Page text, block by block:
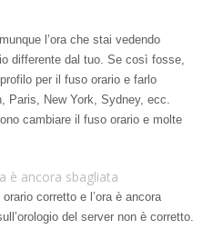
l’ora che stai vedendo
differente dal tuo. Se così fosse,
per il fuso orario e farlo
Paris, New York, Sydney, ecc.
cambiare il fuso orario e molte
è ancora sbagliata
corretto e l’ora è ancora
del server non è corretto.